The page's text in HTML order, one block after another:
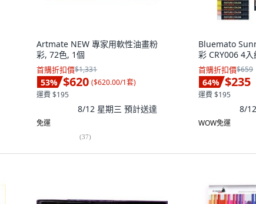
Artmate NEW 專家用軟性油畫粉
彩, 72色, 1個
首購折扣價$1,331
53% $620 ($620.00/1套)
運費 $195
8/12 星期三 預計送達
免運
(37)
Bluemato
彩 CRY006 4
首購折扣價$659
64% $235
運費 $195
8/
WOW免運